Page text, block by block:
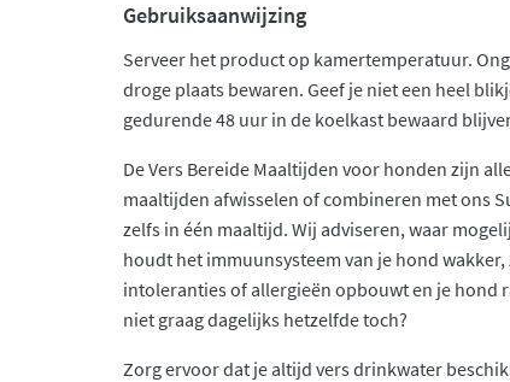
Gebruiksaanwijzing
Serveer het product op kamertemperatuur.
droge plaats bewaren. Geef je niet een heel
gedurende 48 uur in de koelkast bewaard
De Vers Bereide Maaltijden voor honden zijn
maaltijden afwisselen of combineren met ons
zelfs in één maaltijd. Wij adviseren, waar
houdt het immuunsysteem van je hond
intoleranties of allergieën opbouwt en je hond
niet graag dagelijks hetzelfde toch?
Zorg ervoor dat je altijd vers drinkwater